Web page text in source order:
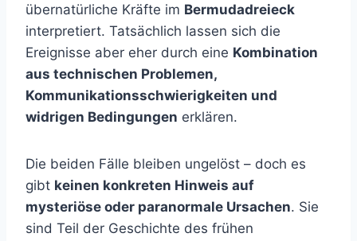
übernatürliche Kräfte im Bermudadreieck
interpretiert. Tatsächlich lassen sich die
Ereignisse aber eher durch eine Kombination
aus technischen Problemen,
Kommunikationsschwierigkeiten und
widrigen Bedingungen erklären.
Die beiden Fälle bleiben ungelöst – doch es
gibt keinen konkreten Hinweis auf
mysteriöse oder paranormale Ursachen. Sie
sind Teil der Geschichte des frühen